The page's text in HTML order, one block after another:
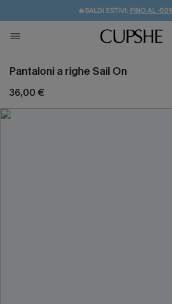
🔥SALDI ESTIVI: FINO AL -
🚚SPEDIZIONE GRATUITA DA
💌REGALO PER I NUOVI: 20% DI
Pantaloni a righe Sail On
36,00 €